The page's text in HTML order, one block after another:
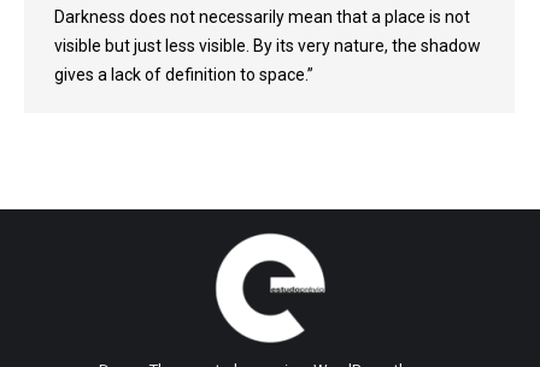
Darkness does not necessarily mean that a place is not
visible but just less visible. By its very nature, the shadow
gives a lack of definition to space.”